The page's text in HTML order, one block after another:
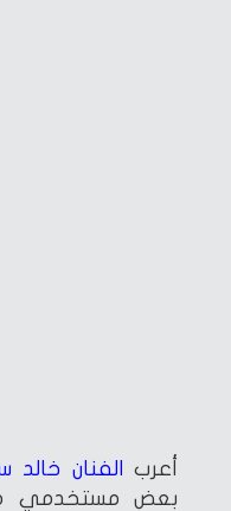
أعرب الفنان خالد
بعض مستخدمي